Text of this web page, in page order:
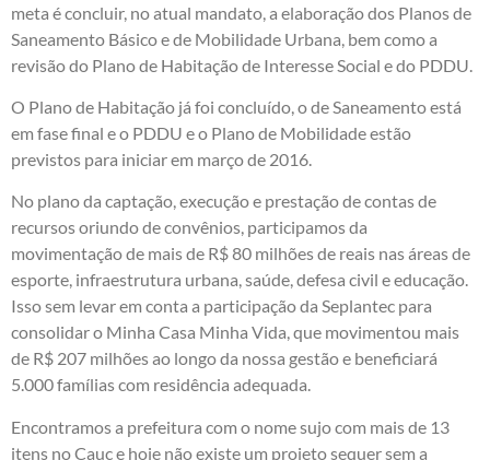
meta é concluir, no atual mandato, a elaboração dos Planos de
Saneamento Básico e de Mobilidade Urbana, bem como a
revisão do Plano de Habitação de Interesse Social e do PDDU.
O Plano de Habitação já foi concluído, o de Saneamento está
em fase final e o PDDU e o Plano de Mobilidade estão
previstos para iniciar em março de 2016.
No plano da captação, execução e prestação de contas de
recursos oriundo de convênios, participamos da
movimentação de mais de R$ 80 milhões de reais nas áreas de
esporte, infraestrutura urbana, saúde, defesa civil e educação.
Isso sem levar em conta a participação da Seplantec para
consolidar o Minha Casa Minha Vida, que movimentou mais
de R$ 207 milhões ao longo da nossa gestão e beneficiará
5.000 famílias com residência adequada.
Encontramos a prefeitura com o nome sujo com mais de 13
itens no Cauc e hoje não existe um projeto sequer sem a